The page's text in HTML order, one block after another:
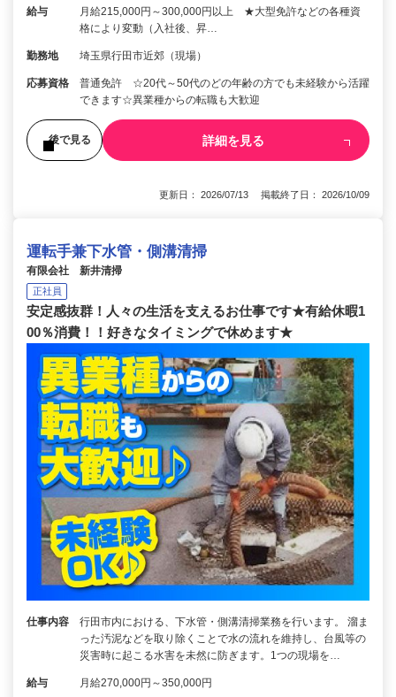
給与
月給215,000円～300,000円以上 ★大型免許などの各種資
格により変動（入社後、昇…
勤務地 埼玉県行田市近郊（現場）
応募資格
普通免許 ☆20代～50代のどの年齢の方でも未経験から活躍
できます☆異業種からの転職も大歓迎
後で見る 詳細を見る
更新日： 2026/07/13 掲載終了日： 2026/10/09
運転手兼下水管・側溝清掃
有限会社 新井清掃
正社員
安定感抜群！人々の生活を支えるお仕事です★有給休暇1
00％消費！！好きなタイミングで休めます★
仕事内容
行田市内における、下水管・側溝清掃業務を行います。 溜ま
った汚泥などを取り除くことで水の流れを維持し、台風等の
災害時に起こる水害を未然に防ぎます。1つの現場を…
給与 月給270,000円～350,000円